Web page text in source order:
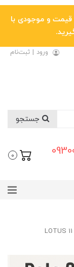
قیمت و موجودی با
ورود | ثبت‌نام
09111961461
0